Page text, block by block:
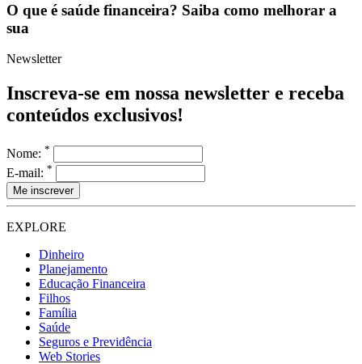
O que é saúde financeira? Saiba como melhorar a
sua
Newsletter
Inscreva-se em nossa newsletter e receba
conteúdos exclusivos!
Nome: *
E-mail: *
EXPLORE
Dinheiro
Planejamento
Educação Financeira
Filhos
Família
Saúde
Seguros e Previdência
Web Stories